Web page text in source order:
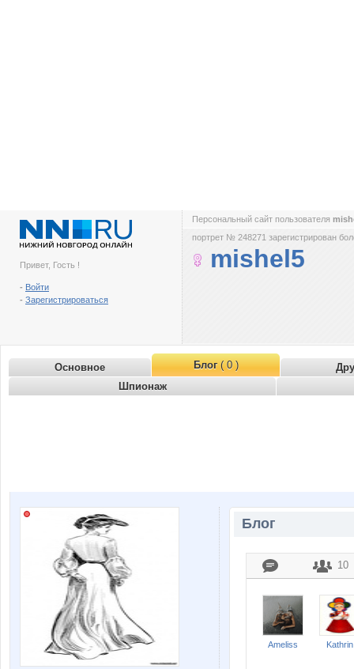
Привет, Гость !
- Войти
- Зарегистрироваться
Персональный сайт пользователя
портрет № 248271 зарегистрирован
mishel5
Основное Блог( 0 )
Шпионаж
Блог
10
Ameliss Kathrin